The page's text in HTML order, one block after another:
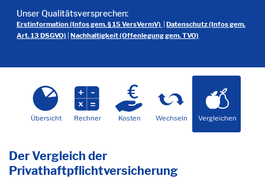
Unser Qualitätsversprechen:
Erstinformation (Infos gem. § 15 VersVermV) |Datenschutz (Infos gem.
Art. 13 DSGVO) |Nachhaltigkeit (Offenlegung gem. TVO)
Übersicht Rechner Kosten Wechseln Vergleichen
Der Vergleich der
Privathaftpflichtversicherung